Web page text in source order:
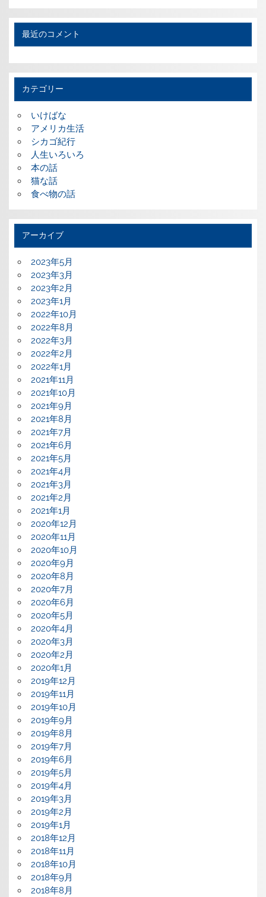
最近のコメント
カテゴリー
いけばな
アメリカ生活
シカゴ紀行
人生いろいろ
本の話
猫な話
食べ物の話
アーカイブ
2023年5月
2023年3月
2023年2月
2023年1月
2022年10月
2022年8月
2022年3月
2022年2月
2022年1月
2021年11月
2021年10月
2021年9月
2021年8月
2021年7月
2021年6月
2021年5月
2021年4月
2021年3月
2021年2月
2021年1月
2020年12月
2020年11月
2020年10月
2020年9月
2020年8月
2020年7月
2020年6月
2020年5月
2020年4月
2020年3月
2020年2月
2020年1月
2019年12月
2019年11月
2019年10月
2019年9月
2019年8月
2019年7月
2019年6月
2019年5月
2019年4月
2019年3月
2019年2月
2019年1月
2018年12月
2018年11月
2018年10月
2018年9月
2018年8月